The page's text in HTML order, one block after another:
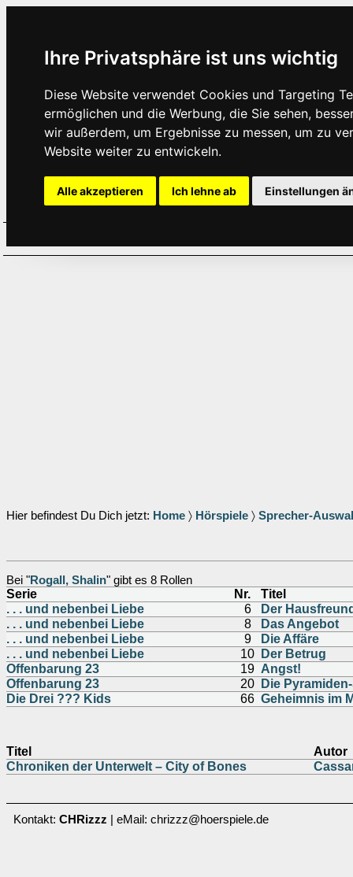
Ihre Privatsphäre ist uns wichtig
Diese Website verwendet Cookies und Targeting
ermöglichen und die Werbung, die Sie sehen,
wir außerdem, um Ergebnisse zu messen, um zu
Website weiter zu entwickeln.
Alle akzeptieren Ich lehne ab Einstellungen
Hier befindest Du Dich jetzt: Home 〉 Hörspiele 〉 Sprecher-
Bei "Rogall, Shalin" gibt es 8 Rollen
Serie Nr.
Titel
. . . und nebenbei Liebe
6
Der
. . . und nebenbei Liebe
8
Das Angebot
. . . und nebenbei Liebe
9
Die Affäre
. . . und nebenbei Liebe
10
Der Betrug
Offenbarung 23
19 Angst!
Offenbarung 23
20
Die
Die Drei ??? Kids
66 Geheimnis im
Titel
Autor
Chroniken der Unterwelt – City of Bones
Kontakt: CHRizzz | eMail: chrizzz@hoerspiele.de